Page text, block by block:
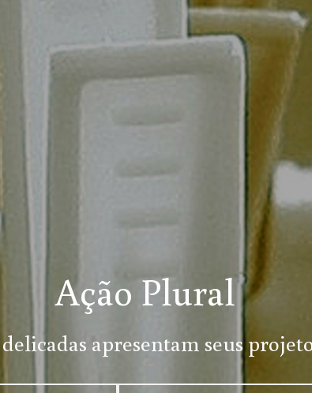
Ação Plural
apresentam seus